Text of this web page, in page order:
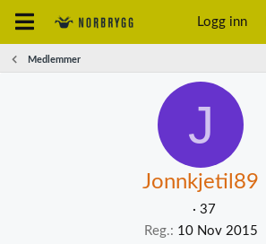
Logg inn
Medlemmer
J
Jonnkjetil89
· 37
Reg.
10 Nov 2015